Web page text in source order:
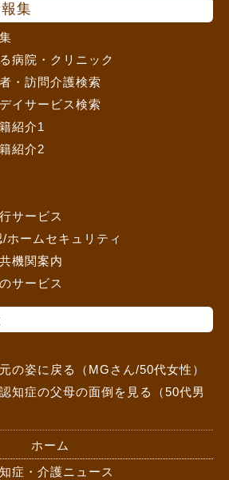
集
病院・クリニック
・訪問介護検索
イサービス検索
紹介1
紹介2
サービス
ホームセキュリティ
機関案内
サービス
の姿に戻る（MGさん/50代女性）
知症の父母の面倒を見る（50代男
ホーム
症・介護ニュース